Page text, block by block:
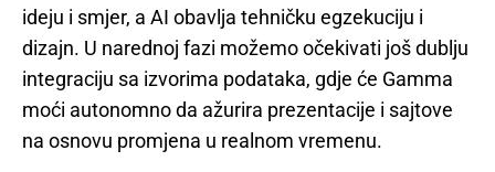
ideju i smjer, a AI obavlja tehničku egzekuciju i
dizajn. U narednoj fazi možemo očekivati još dublju
integraciju sa izvorima podataka, gdje će Gamma
moći autonomno da ažurira prezentacije i sajtove
na osnovu promjena u realnom vremenu.